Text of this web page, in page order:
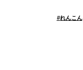
#れんこん